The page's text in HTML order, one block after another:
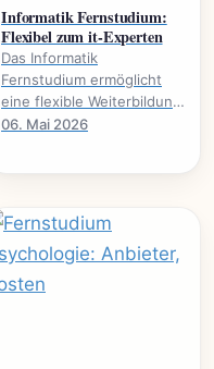
Informatik Fernstudium:
Flexibel zum it-Experten
Das Informatik
Fernstudium ermöglicht
eine flexible Weiterbildung
zum IT-Experten., welche
06. Mai 2026